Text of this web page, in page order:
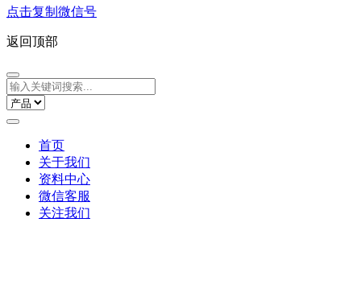
点击复制微信号
返回顶部
首页
关于我们
资料中心
微信客服
关注我们